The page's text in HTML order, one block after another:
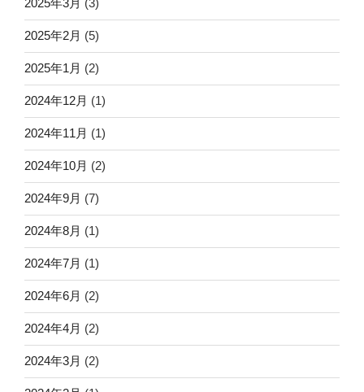
2025年3月 (3)
2025年2月 (5)
2025年1月 (2)
2024年12月 (1)
2024年11月 (1)
2024年10月 (2)
2024年9月 (7)
2024年8月 (1)
2024年7月 (1)
2024年6月 (2)
2024年4月 (2)
2024年3月 (2)